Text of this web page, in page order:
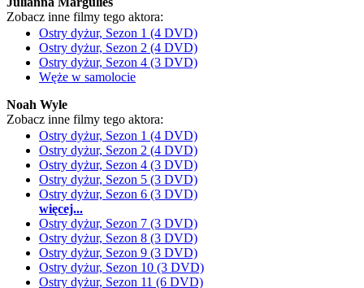
Zobacz inne filmy tego aktora:
Ostry dyżur, Sezon 1 (4 DVD)
Ostry dyżur, Sezon 2 (4 DVD)
Ostry dyżur, Sezon 4 (3 DVD)
Węże w samolocie
Noah Wyle
Zobacz inne filmy tego aktora:
Ostry dyżur, Sezon 1 (4 DVD)
Ostry dyżur, Sezon 2 (4 DVD)
Ostry dyżur, Sezon 4 (3 DVD)
Ostry dyżur, Sezon 5 (3 DVD)
Ostry dyżur, Sezon 6 (3 DVD)
więcej...
Ostry dyżur, Sezon 7 (3 DVD)
Ostry dyżur, Sezon 8 (3 DVD)
Ostry dyżur, Sezon 9 (3 DVD)
Ostry dyżur, Sezon 10 (3 DVD)
Ostry dyżur, Sezon 11 (6 DVD)